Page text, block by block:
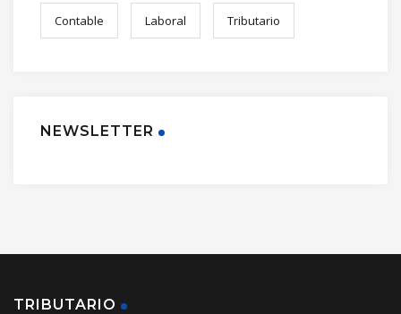
Contable Laboral Tributario
NEWSLETTER
TRIBUTARIO